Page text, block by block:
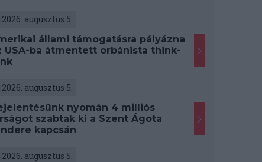
2026. augusztus 5.
állami támogatásra pályázna
USA-ba átmentett orbánista think-
2026. augusztus 5.
nyomán 4 milliós
szabtak ki a Szent Ágota
kapcsán
2026. augusztus 5.